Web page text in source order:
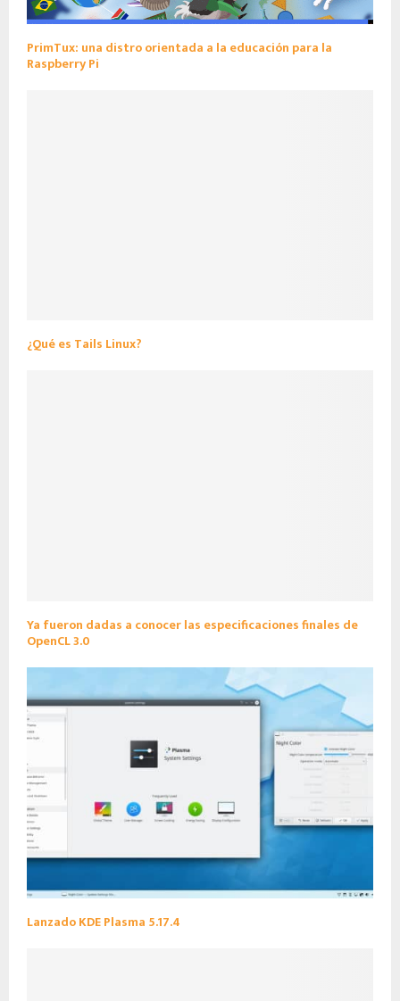
PrimTux: una distro orientada a la educación para la
Raspberry Pi
¿Qué es Tails Linux?
Ya fueron dadas a conocer las especificaciones finales de
OpenCL 3.0
Lanzado KDE Plasma 5.17.4